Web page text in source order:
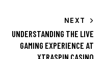
NEXT
UNDERSTANDING THE LIVE
GAMING EXPERIENCE AT